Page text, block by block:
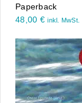
Paperback
48,00 € inkl. MwSt.